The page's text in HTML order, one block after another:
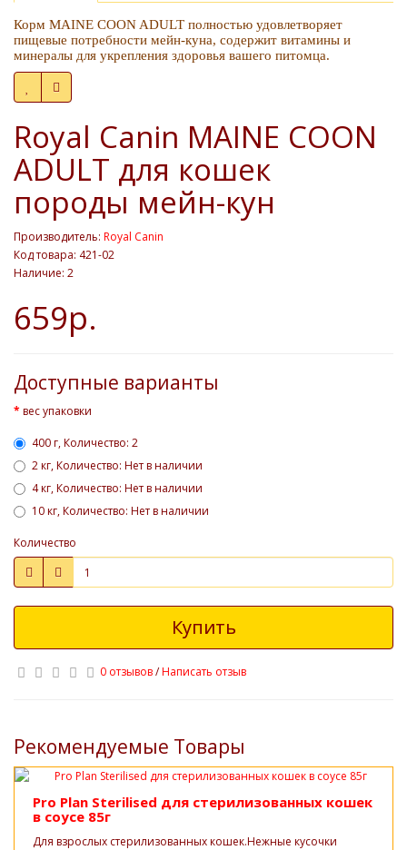
Корм MAINE COON ADULT полностью удовлетворяет
пищевые потребности мейн-куна, содержит витамины и
минералы для укрепления здоровья вашего питомца.
Royal Canin MAINE COON
ADULT для кошек
породы мейн-кун
Производитель: Royal Canin
Код товара: 421-02
Наличие: 2
659р.
Доступные варианты
вес упаковки
400 г, Количество: 2
2 кг, Количество: Нет в наличии
4 кг, Количество: Нет в наличии
10 кг, Количество: Нет в наличии
Количество
Купить
0 отзывов/Написать отзыв
Рекомендуемые Товары
Pro Plan Sterilised для стерилизованных кошек
в соусе 85г
Для взрослых стерилизованных кошек.Нежные кусочки